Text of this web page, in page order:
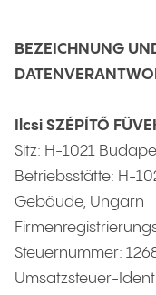
BEZEICHNUNG
Ilcsi SZÉPÍTŐ
Sitz: H-1021
Betriebsstätte: H-
Gebäude, Ungarn
Steuernummer:
Umsatzsteuer-